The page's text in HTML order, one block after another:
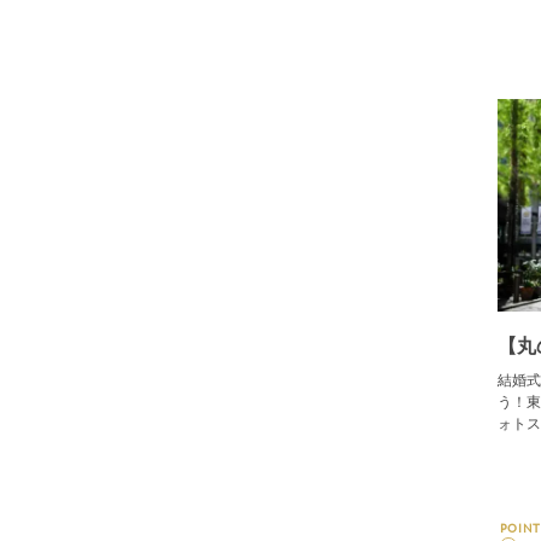
【
結婚
う！
ォト
POINT